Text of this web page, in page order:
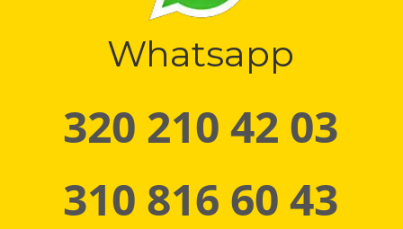
Whatsapp
320 210 42 03
310 816 60 43